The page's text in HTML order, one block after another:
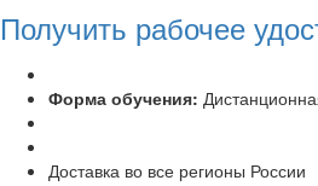
Получить рабочее
Форма обучения:
Доставка во все регионы России